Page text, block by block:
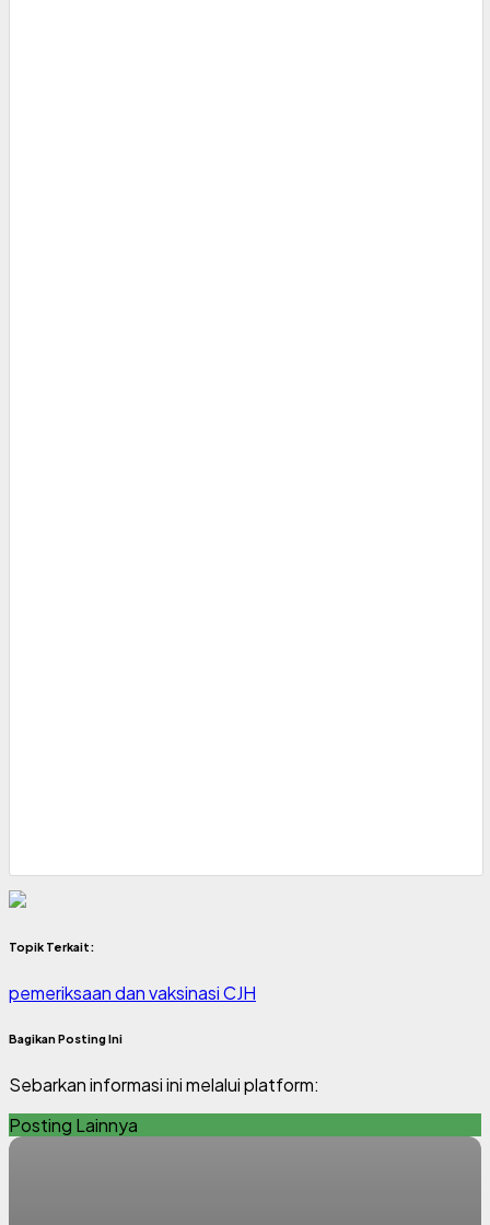
Topik Terkait:
pemeriksaan dan vaksinasi CJH
Bagikan Posting Ini
Sebarkan informasi ini melalui platform:
Posting Lainnya